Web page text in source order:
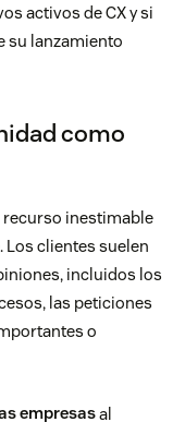
activos de CX y si
su lanzamiento
como
inestimable
Los clientes suelen
incluidos los
las peticiones
o
empresasal